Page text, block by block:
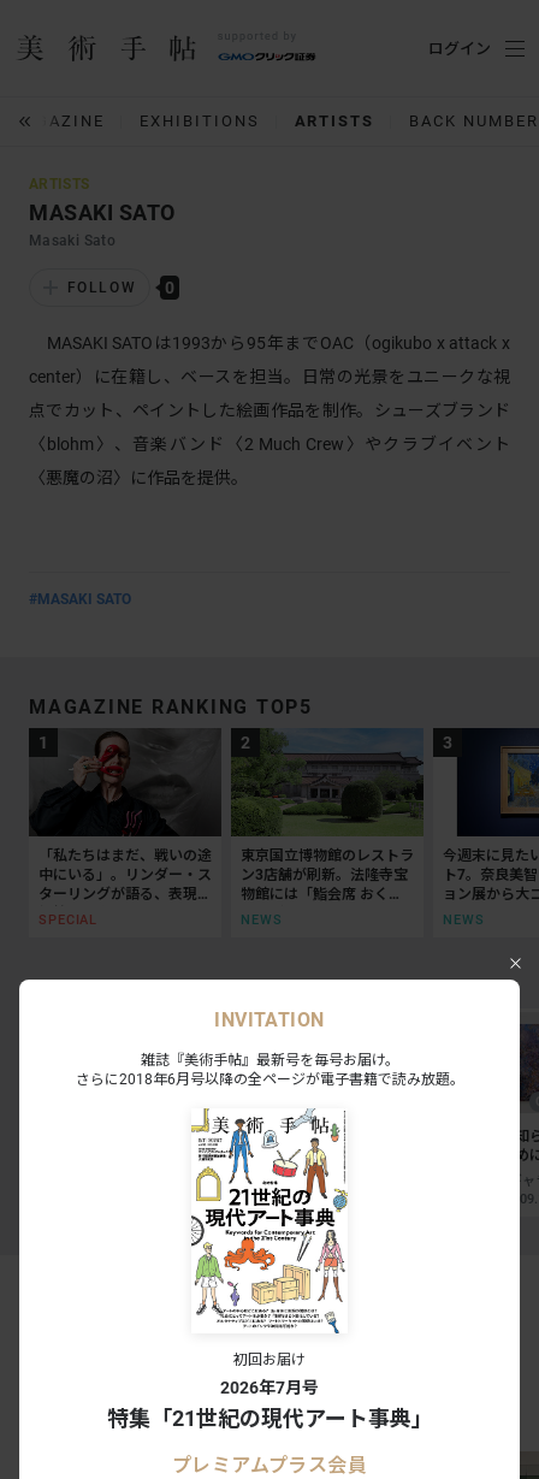
MAGAZINE EXHIBITIONS ARTISTS BACK NUMBER
ログイン
ARTISTS
MASAKI SATO
Masaki Sato
FOLLOW 0
MASAKI SATOは1993から95年までOAC（ogikubo x attack x
center）に在籍し、ベースを担当。日常の光景をユニークな視
点でカット、ペイントした絵画作品を制作。シューズブランド
〈blohm〉、音楽バンド〈2 Much Crew〉やクラブイベント
〈悪魔の沼〉に作品を提供。​
#MASAKI SATO
MAGAZINE RANKING TOP5
「私たちはまだ、戦いの途
中にいる」。リンダー・ス
ターリングが語る、表現と
抵抗の50年
SPECIAL
東京国立博物館のレストラ
ン3店舗が刷新。法隆寺宝
物館には「鮨会席 おく
乃」がオープン
NEWS
今週末に見た
ト7。奈良美
ョン展から大
ッティチェリ
NEWS
EXHIBITION RANKING TOP5
フェルメール《真珠の耳飾
館蔵品展 さっぱり こって
り 江戸絵画
2026.08.29 - 09.27
坂本夏子「知
交信するため
2026.08.22 -
アートを買うなら
ARTWORKS
INVITATION
雑誌『美術手帖』最新号を毎号お届け。
さらに2018年6月号以降の全ページが電子書籍で読み放題。
初回お届け
2026年7月号
特集「21世紀の現代アート事典」
プレミアムプラス会員